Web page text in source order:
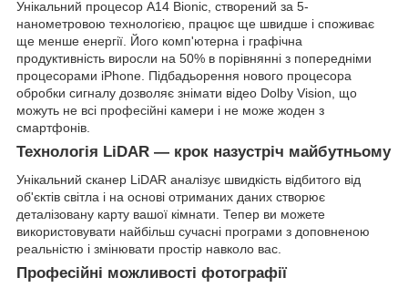
Унікальний процесор A14 Bionic, створений за 5-
нанометровою технологією, працює ще швидше і споживає
ще менше енергії. Його комп'ютерна і графічна
продуктивність виросли на 50% в порівнянні з попередніми
процесорами iPhone. Підбадьорення нового процесора
обробки сигналу дозволяє знімати відео Dolby Vision, що
можуть не всі професійні камери і не може жоден з
смартфонів.
Технологія LiDAR — крок назустріч майбутньому
Унікальний сканер LiDAR аналізує швидкість відбитого від
об'єктів світла і на основі отриманих даних створює
деталізовану карту вашої кімнати. Тепер ви можете
використовувати найбільш сучасні програми з доповненою
реальністю і змінювати простір навколо вас.
Професійні можливості фотографії